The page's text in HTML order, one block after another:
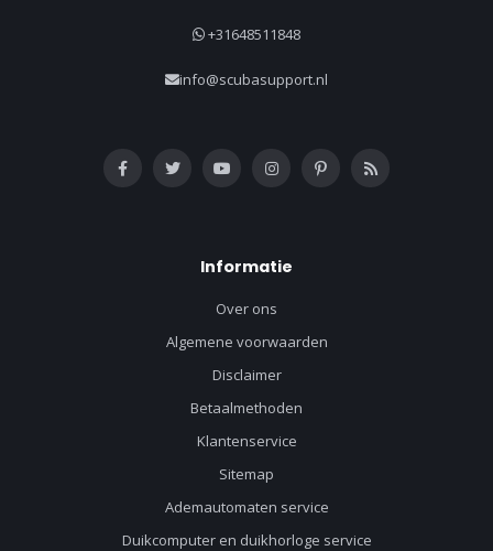
+31648511848
info@scubasupport.nl
Informatie
Over ons
Algemene voorwaarden
Disclaimer
Betaalmethoden
Klantenservice
Sitemap
Ademautomaten service
Duikcomputer en duikhorloge service